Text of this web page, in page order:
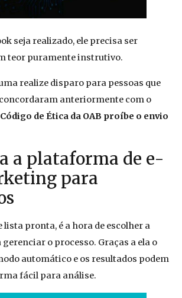
seja realizado, ele precisa ser
teor puramente instrutivo.
realize disparo para pessoas que
anteriormente com o
de Ética da OAB proíbe o envio
a plataforma de e-
para
lista pronta, é a hora de escolher a
o processo. Graças a ela o
automático e os resultados podem
fácil para análise.